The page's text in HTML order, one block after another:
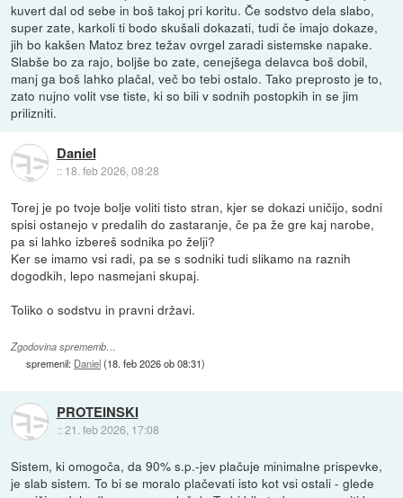
kuvert dal od sebe in boš takoj pri koritu. Če sodstvo dela slabo,
super zate, karkoli ti bodo skušali dokazati, tudi če imajo dokaze,
jih bo kakšen Matoz brez težav ovrgel zaradi sistemske napake.
Slabše bo za rajo, boljše bo zate, cenejšega delavca boš dobil,
manj ga boš lahko plačal, več bo tebi ostalo. Tako preprosto je to,
zato nujno volit vse tiste, ki so bili v sodnih postopkih in se jim
prilizniti.
Daniel
:: 18. feb 2026, 08:28
Torej je po tvoje bolje voliti tisto stran, kjer se dokazi uničijo, sodni
spisi ostanejo v predalih do zastaranje, če pa že gre kaj narobe,
pa si lahko izbereš sodnika po želji?
Ker se imamo vsi radi, pa se s sodniki tudi slikamo na raznih
dogodkih, lepo nasmejani skupaj.
Toliko o sodstvu in pravni državi.
Zgodovina sprememb…
spremenil: Daniel(18. feb 2026 ob 08:31)
PROTEINSKI
::21. feb 2026, 17:08
Sistem, ki omogoča, da 90% s.p.-jev plačuje minimalne prispevke,
je slab sistem. To bi se moralo plačevati isto kot vsi ostali - glede